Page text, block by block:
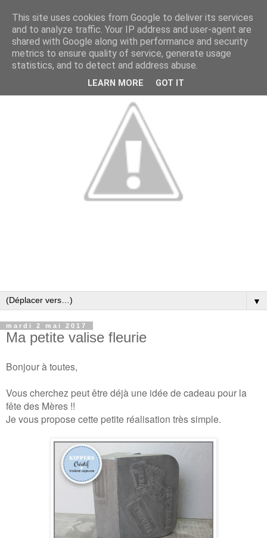
▼
mardi 2 mai 2017
Ma petite valise fleurie
Bonjour à toutes,
Vous cherchez peut être déjà une idée de cadeau pour la
fête des Mères !!
Je vous propose cette petite réalisation très simple.
This site uses cookies from Google to deliver its services
and to analyze traffic. Your IP address and user-agent are
shared with Google along with performance and security
metrics to ensure quality of service, generate usage
statistics, and to detect and address abuse.
LEARN MORE GOT IT